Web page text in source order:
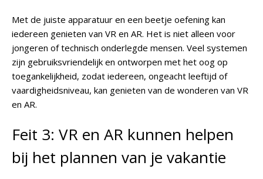
Met de juiste apparatuur en een beetje oefening kan
iedereen genieten van VR en AR. Het is niet alleen voor
jongeren of technisch onderlegde mensen. Veel systemen
zijn gebruiksvriendelijk en ontworpen met het oog op
toegankelijkheid, zodat iedereen, ongeacht leeftijd of
vaardigheidsniveau, kan genieten van de wonderen van VR
en AR.
Feit 3: VR en AR kunnen helpen
bij het plannen van je vakantie